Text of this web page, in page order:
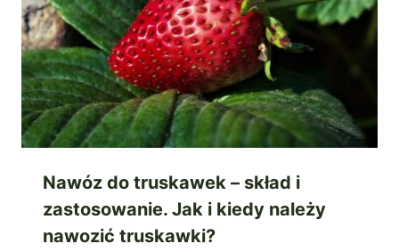
Nawóz do truskawek – skład i
zastosowanie. Jak i kiedy należy
nawozić truskawki?